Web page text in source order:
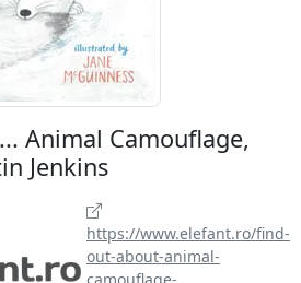
Animal Camouflage,
Jenkins
https://www.elefant.ro/find-
out-about-animal-